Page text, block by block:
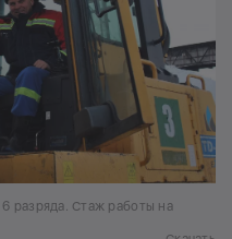
разряда. Стаж работы на